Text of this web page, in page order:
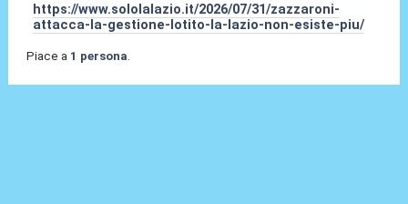
https://www.sololalazio.it/2026/07/31/zazzaroni-
attacca-la-gestione-lotito-la-lazio-non-esiste-piu/
Piace a 1 persona.